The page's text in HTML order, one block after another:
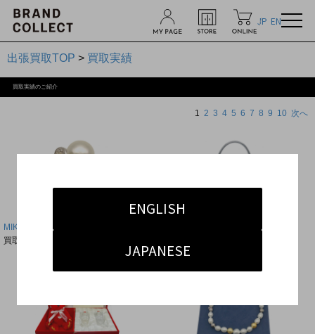
JP EN
ENGLISH
JAPANESE
出張買取TOP > 買取実績
買取実績のご紹介
1 2 3 4 5 6 7 8 9 10 次へ
MIKIMOTO／ミキモト パールリング
買取金額：¥100,000 ∼ ¥120,000
CELINE／セリーヌ 2WAYバッグ